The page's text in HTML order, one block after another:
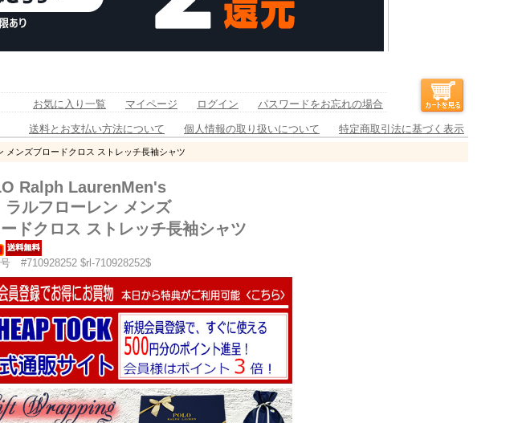
お気に入り一覧
マイページ ログイン パスワードをお忘れの場合
送料とお支払い方法について 個人情報の取り扱いについて 特定商取引法に基づく表示
メンズブロードクロス ストレッチ長袖シャツ
Ralph LaurenMen's
ラルフローレン メンズ
ドクロス ストレッチ長袖シャツ
#710928252 $rl-710928252$